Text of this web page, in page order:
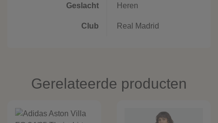
Geslacht Heren
Club Real Madrid
Gerelateerde producten